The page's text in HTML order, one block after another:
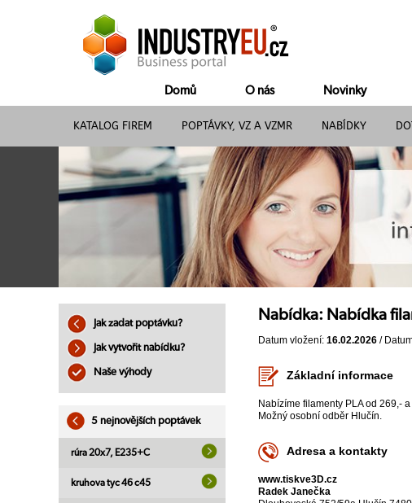
Domů O nás Novinky
KATALOG FIREM POPTÁVKY, VZ A VZMR NABÍDKY
Jak zadat poptávku?
Jak vytvořit nabídku?
Naše výhody
5 nejnovějších poptávek
rúra 20x7, E235+C
kruhova tyc 46 c45
Nabídka: Nabídka
Datum vložení: 16.02.2026 /
Základní informace
Nabízíme filamenty PLA od 269,-
Možný osobní odběr Hlučín.
Adresa a kontakty
www.tiskve3D.cz
Radek Janečka